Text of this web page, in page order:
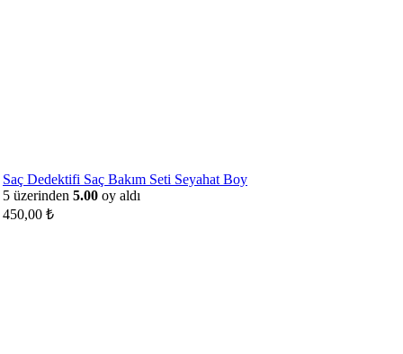
Saç Dedektifi Saç Bakım Seti Seyahat Boy
5 üzerinden 5.00 oy aldı
450,00 ₺